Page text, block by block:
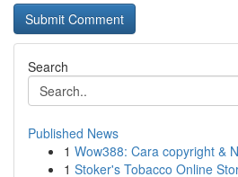
Search
Published News
1 Wow388: Cara copyright &
1 Stoker's Tobacco Online